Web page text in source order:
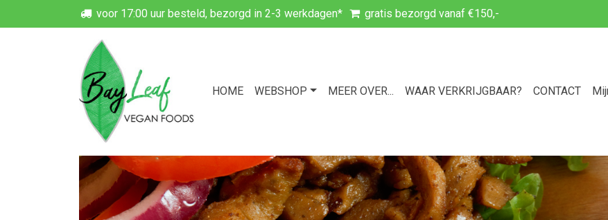
voor 17:00 uur besteld, bezorgd in 2-3 werkdagen* gratis bezorgd vanaf €150,-
HOME WEBSHOP MEER OVER... WAAR VERKRIJGBAAR? CONTACT